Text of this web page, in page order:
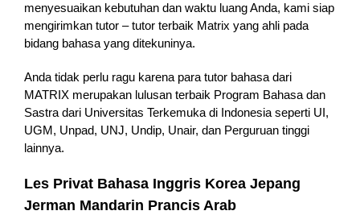
menyesuaikan kebutuhan dan waktu luang Anda, kami siap
mengirimkan tutor – tutor terbaik Matrix yang ahli pada
bidang bahasa yang ditekuninya.
Anda tidak perlu ragu karena para tutor bahasa dari
MATRIX merupakan lulusan terbaik Program Bahasa dan
Sastra dari Universitas Terkemuka di Indonesia seperti UI,
UGM, Unpad, UNJ, Undip, Unair, dan Perguruan tinggi
lainnya.
Les Privat Bahasa Inggris Korea Jepang
Jerman Mandarin Prancis Arab